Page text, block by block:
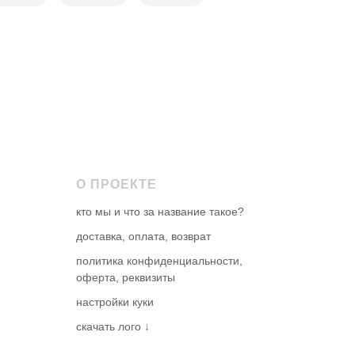
картой VISA, MasterCard, МИР
сервисом ДОЛЯМИ
минимальный заказ
О ПРОЕКТЕ
кто мы и что за название такое?
доставка, оплата, возврат
политика конфиденциальности,
оферта, реквизиты
настройки куки
скачать лого ↓